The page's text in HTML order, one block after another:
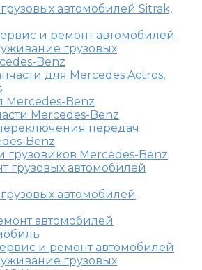
автомобилей Sitrak,
и ремонт автомобилей
грузовых
Benz
для Mercedes Actros,
Mercedes-Benz
Mercedes-Benz
передач
Benz
грузовиков Mercedes-Benz
грузовых автомобилей
автомобилей
автомобилей
и ремонт автомобилей
грузовых